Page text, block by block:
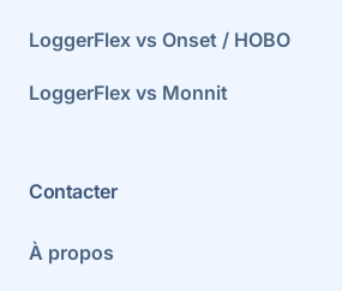
LoggerFlex vs Onset / HOBO
LoggerFlex vs Monnit
Contacter
À propos